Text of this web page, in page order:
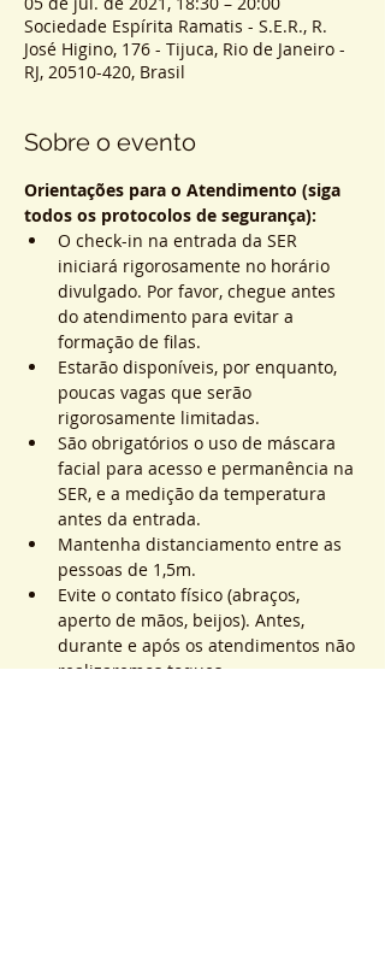
Sociedade Espírita Ramatis - S.E.R., R.
José Higino, 176 - Tijuca, Rio de Janeiro -
RJ, 20510-420, Brasil
Sobre o evento
Orientações para o Atendimento (siga
todos os protocolos de segurança):
O check-in na entrada da SER
iniciará rigorosamente no horário
divulgado. Por favor, chegue antes
do atendimento para evitar a
formação de filas.
Estarão disponíveis, por enquanto,
poucas vagas que serão
rigorosamente limitadas.
São obrigatórios o uso de máscara
facial para acesso e permanência na
SER, e a medição da temperatura
antes da entrada.
Mantenha distanciamento entre as
pessoas de 1,5m.
Evite o contato físico (abraços,
aperto de mãos, beijos). Antes,
durante e após os atendimentos não
realizaremos toques.